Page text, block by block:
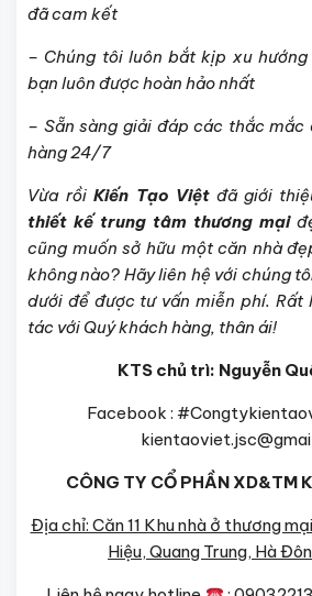
đã cam kết
– Chúng tôi luôn bắt kịp xu
bạn luôn được hoàn hảo nhất
– Sẵn sàng giải đáp các thắc
hàng 24/7
Vừa rồiKiến Tạo Việtđã giới
thiết kế trung tâm thương mại
cũng muốn sở hữu một căn nhà
không nào? Hãy liên hệ với chúng
dưới để được tư vấn miễn phí. Rất
tác với Quý khách hàng, thân ái!
KTS chủ trì: Nguyễn
Facebook :
CÔNG TY CỔ PHẦN XD&TM
Địa chỉ: Căn 11 Khu nhà ở thương
Hiệu, Quang Trung, Hà